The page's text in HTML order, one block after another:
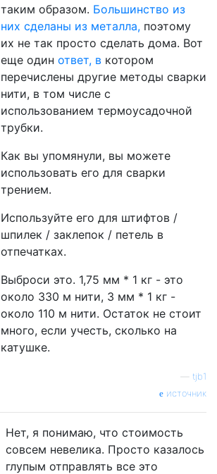
таким образом. Большинство из
них сделаны из металла, поэтому
их не так просто сделать дома. Вот
еще один ответ, в котором
перечислены другие методы сварки
нити, в том числе с
использованием термоусадочной
трубки.
Как вы упомянули, вы можете
использовать его для сварки
трением.
Используйте его для штифтов /
шпилек / заклепок / петель в
отпечатках.
Выброси это. 1,75 мм * 1 кг - это
около 330 м нити, 3 мм * 1 кг -
около 110 м нити. Остаток не стоит
много, если учесть, сколько на
катушке.
tjb1
источник
Нет, я понимаю, что стоимость
совсем невелика. Просто казалось
глупым отправлять все это